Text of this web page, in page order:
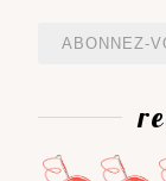
mail